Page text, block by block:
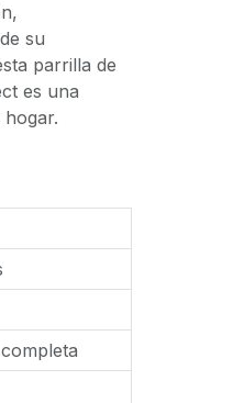
su
parrilla de
es una